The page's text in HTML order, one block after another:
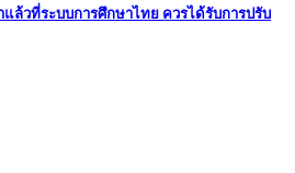
แล้วที่ระบบการศึกษาไทย ควรได้รับการปรับ